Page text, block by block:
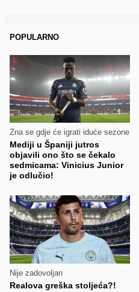
POPULARNO
Zna se gdje će igrati iduće sezone
Mediji u Španiji jutros
objavili ono što se čekalo
sedmicama: Vinicius Junior
je odlučio!
Nije zadovoljan
Realova greška stoljeća?!